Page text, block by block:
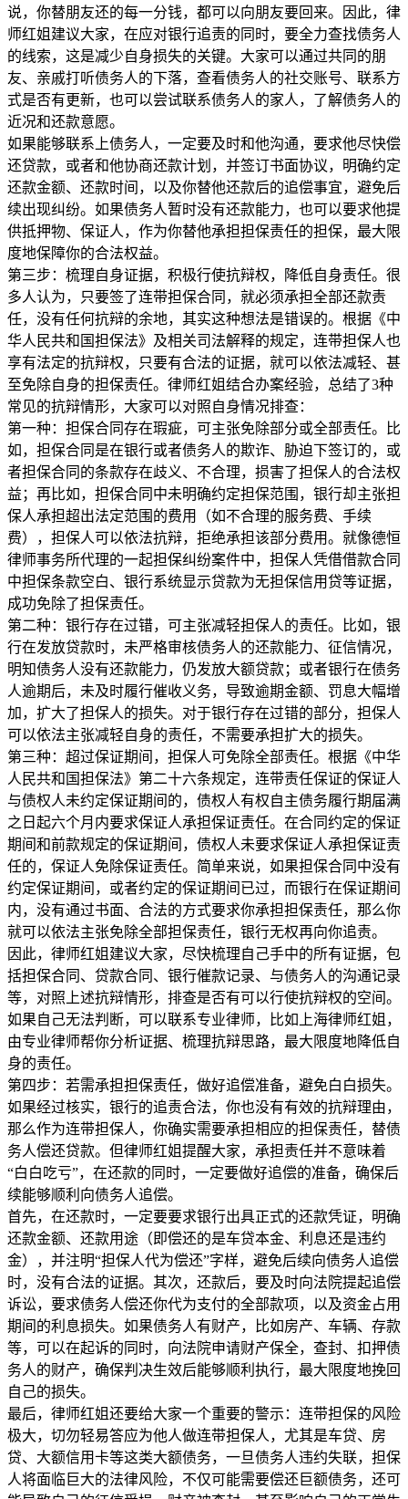
说，你替朋友还的每一分钱，都可以向朋友要回来。因此，律
师红姐建议大家，在应对银行追责的同时，要全力查找债务人
的线索，这是减少自身损失的关键。大家可以通过共同的朋
友、亲戚打听债务人的下落，查看债务人的社交账号、联系方
式是否有更新，也可以尝试联系债务人的家人，了解债务人的
近况和还款意愿。
如果能够联系上债务人，一定要及时和他沟通，要求他尽快偿
还贷款，或者和他协商还款计划，并签订书面协议，明确约定
还款金额、还款时间，以及你替他还款后的追偿事宜，避免后
续出现纠纷。如果债务人暂时没有还款能力，也可以要求他提
供抵押物、保证人，作为你替他承担担保责任的担保，最大限
度地保障你的合法权益。
第三步：梳理自身证据，积极行使抗辩权，降低自身责任。很
多人认为，只要签了连带担保合同，就必须承担全部还款责
任，没有任何抗辩的余地，其实这种想法是错误的。根据《中
华人民共和国担保法》及相关司法解释的规定，连带担保人也
享有法定的抗辩权，只要有合法的证据，就可以依法减轻、甚
至免除自身的担保责任。律师红姐结合办案经验，总结了3种
常见的抗辩情形，大家可以对照自身情况排查：
第一种：担保合同存在瑕疵，可主张免除部分或全部责任。比
如，担保合同是在银行或者债务人的欺诈、胁迫下签订的，或
者担保合同的条款存在歧义、不合理，损害了担保人的合法权
益；再比如，担保合同中未明确约定担保范围，银行却主张担
保人承担超出法定范围的费用（如不合理的服务费、手续
费），担保人可以依法抗辩，拒绝承担该部分费用。就像德恒
律师事务所代理的一起担保纠纷案件中，担保人凭借借款合同
中担保条款空白、银行系统显示贷款为无担保信用贷等证据，
成功免除了担保责任。
第二种：银行存在过错，可主张减轻担保人的责任。比如，银
行在发放贷款时，未严格审核债务人的还款能力、征信情况，
明知债务人没有还款能力，仍发放大额贷款；或者银行在债务
人逾期后，未及时履行催收义务，导致逾期金额、罚息大幅增
加，扩大了担保人的损失。对于银行存在过错的部分，担保人
可以依法主张减轻自身的责任，不需要承担扩大的损失。
第三种：超过保证期间，担保人可免除全部责任。根据《中华
人民共和国担保法》第二十六条规定，连带责任保证的保证人
与债权人未约定保证期间的，债权人有权自主债务履行期届满
之日起六个月内要求保证人承担保证责任。在合同约定的保证
期间和前款规定的保证期间，债权人未要求保证人承担保证责
任的，保证人免除保证责任。简单来说，如果担保合同中没有
约定保证期间，或者约定的保证期间已过，而银行在保证期间
内，没有通过书面、合法的方式要求你承担担保责任，那么你
就可以依法主张免除全部担保责任，银行无权再向你追责。
因此，律师红姐建议大家，尽快梳理自己手中的所有证据，包
括担保合同、贷款合同、银行催款记录、与债务人的沟通记录
等，对照上述抗辩情形，排查是否有可以行使抗辩权的空间。
如果自己无法判断，可以联系专业律师，比如上海律师红姐，
由专业律师帮你分析证据、梳理抗辩思路，最大限度地降低自
身的责任。
第四步：若需承担担保责任，做好追偿准备，避免白白损失。
如果经过核实，银行的追责合法，你也没有有效的抗辩理由，
那么作为连带担保人，你确实需要承担相应的担保责任，替债
务人偿还贷款。但律师红姐提醒大家，承担责任并不意味着
“白白吃亏”，在还款的同时，一定要做好追偿的准备，确保后
续能够顺利向债务人追偿。
首先，在还款时，一定要要求银行出具正式的还款凭证，明确
还款金额、还款用途（即偿还的是车贷本金、利息还是违约
金），并注明“担保人代为偿还”字样，避免后续向债务人追偿
时，没有合法的证据。其次，还款后，要及时向法院提起追偿
诉讼，要求债务人偿还你代为支付的全部款项，以及资金占用
期间的利息损失。如果债务人有财产，比如房产、车辆、存款
等，可以在起诉的同时，向法院申请财产保全，查封、扣押债
务人的财产，确保判决生效后能够顺利执行，最大限度地挽回
自己的损失。
最后，律师红姐还要给大家一个重要的警示：连带担保的风险
极大，切勿轻易答应为他人做连带担保人，尤其是车贷、房
贷、大额信用卡等这类大额债务，一旦债务人违约失联，担保
人将面临巨大的法律风险，不仅可能需要偿还巨额债务，还可